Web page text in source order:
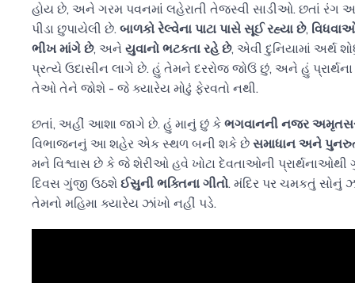
હોય છે, અને ગરમ પવનમાં લહેરાતી તેજસ્વી સાડીઓ. છતાં રંગ
પીડા છુપાયેલી છે. બાળકો રેલ્વેના પાટા પાસે સૂઈ રહ્યા છે,
ભીખ માંગે છે, અને યુવાનો ભટકતા રહે છે, એવી દુનિયામાં અર્થ
પ્રત્યે ઉદાસીન લાગે છે. હું તેમને દરરોજ જોઉં છું, અને હું
તેઓ તેને જોશે - જે ક્યારેય મોઢું ફેરવતો નથી.
છતાં, અહીં આશા જાગે છે. હું માનું છું કે ભગવાનની નજર
વિભાજનનું આ શહેર એક સ્થળ બની શકે છે સમાધાન અને
મને વિશ્વાસ છે કે જે શેરીઓ હવે ખોટા દેવતાઓની
દિવસ ગુંજી ઉઠશે ઈસુની ભક્તિના ગીતો. મંદિર પર ચમકતું સોનું
તેમનો મહિમા ક્યારેય ઝાંખો નહીં પડે.